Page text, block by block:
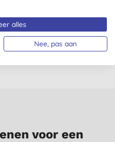
Hyaluronzuur
€ 24,99
KOPEN
voor een
alles
Nee, pas aan